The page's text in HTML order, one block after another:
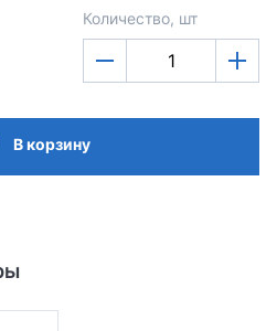
Количество, шт
В корзину